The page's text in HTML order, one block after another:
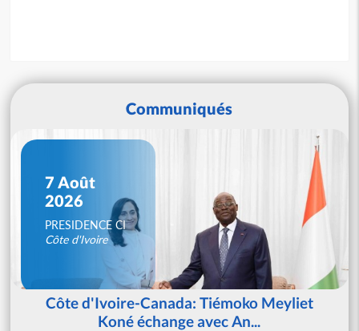
Communiqués
7 Août
2026
PRESIDENCE CI
Côte d'Ivoire
Côte d'Ivoire-Canada: Tiémoko Meyliet
Koné échange avec An...